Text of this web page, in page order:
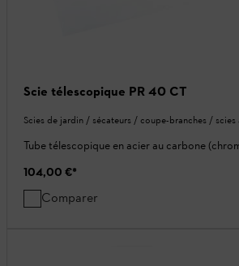
Scie télescopique PR 40 CT
Scies de jardin / sécateurs / coupe-branches / scies
Tube télescopique en acier au carbone
104,00 €*
Comparer